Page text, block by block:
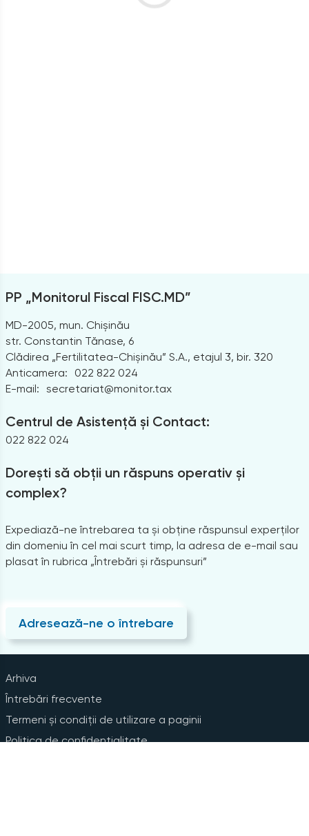
PP „Monitorul Fiscal FISC.MD”
MD-2005, mun. Chișinău
str. Constantin Tănase, 6
Clădirea „Fertilitatea-Chișinău” S.A., etajul 3, bir. 320
Anticamera:
022 822 024
E-mail: secretariat@monitor.tax
Centrul de Asistență și Contact:
022 822 024
Dorești să obții un răspuns operativ și
complex?
Expediază-ne întrebarea ta și obține răspunsul experților
din domeniu în cel mai scurt timp, la adresa de e-mail sau
plasat în rubrica „Întrebări și răspunsuri”
Adresează-ne o întrebare
Arhiva
Întrebări frecvente
Termeni și condiții de utilizare a paginii
Politica de confidențialitate